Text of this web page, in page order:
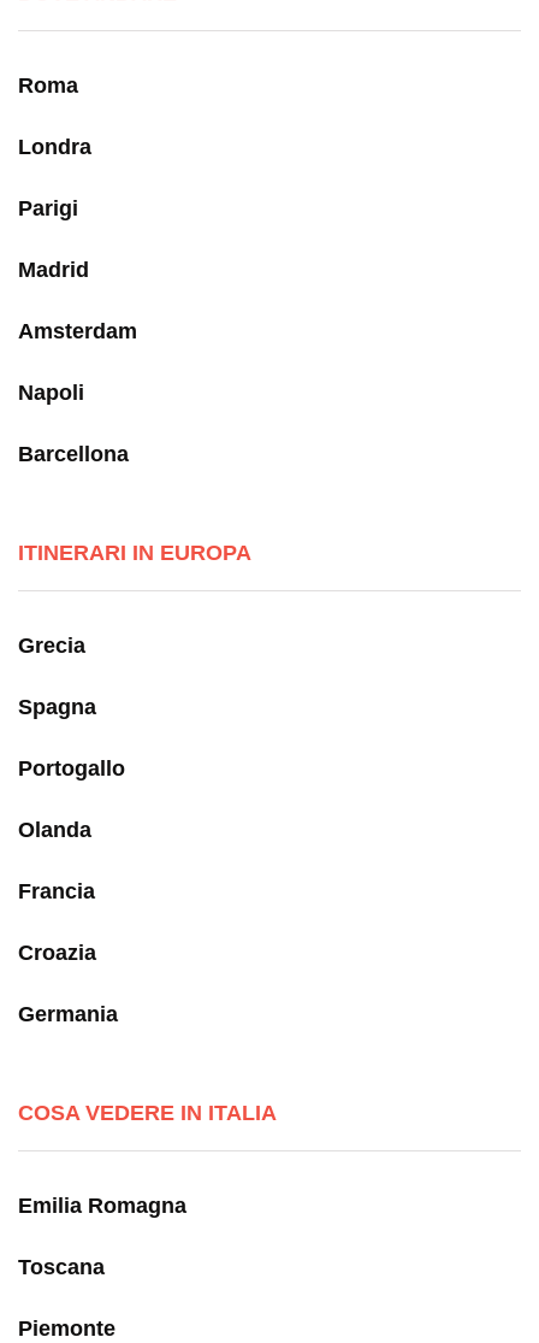
Roma
Londra
Parigi
Madrid
Amsterdam
Napoli
Barcellona
ITINERARI IN EUROPA
Grecia
Spagna
Portogallo
Olanda
Francia
Croazia
Germania
COSA VEDERE IN ITALIA
Emilia Romagna
Toscana
Piemonte